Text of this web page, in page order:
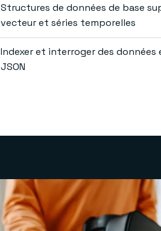
Structures de données de base
vecteur et séries temporelles
Indexer et interroger des données
JSON